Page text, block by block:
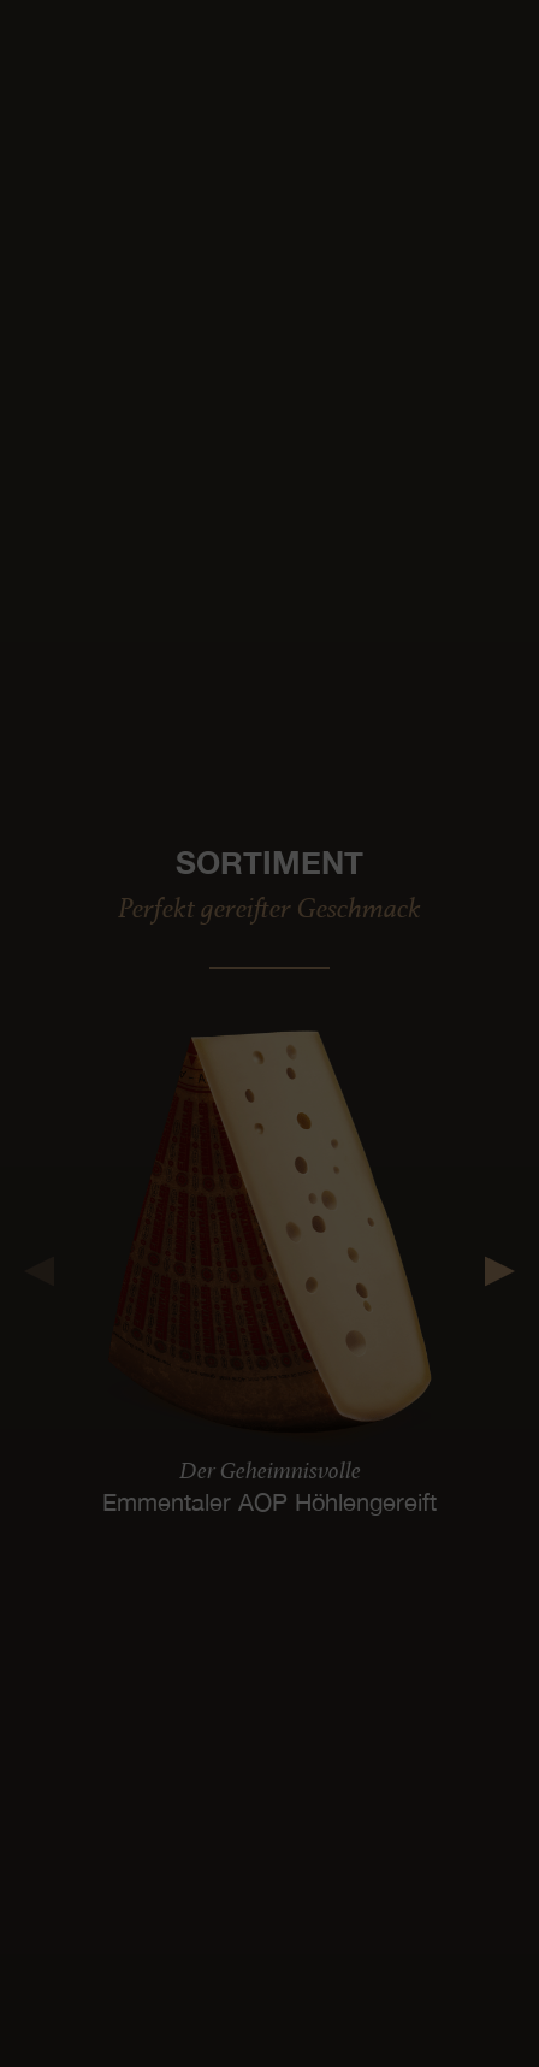
SORTIMENT
Perfekt gereifter Geschmack
Der Geheimnisvolle
Emmentaler AOP Höhlengereift